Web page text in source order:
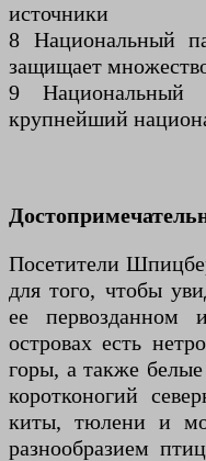
источники
8 Национальный
защищает
9
крупнейший
Посетители
для того, чтобы
ее первозданном
островах есть
горы, а также
коротконогий
киты, тюлени и
разнообразием